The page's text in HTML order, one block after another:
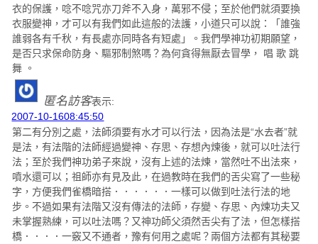
衣的保護，唸不唸咒亦刀斧不入身，萬邪不侵；至於他們就須要換
衣服變神，才可以有我們如此這般的法護，小道只可以說：「誰強
誰弱各有千秋，有長處亦同時各有短處」。我們學神功初期願望，
是否只求保命防身、驅邪制煞嗎？為何貪得無厭去冒學， 唱 歌 跳
舞 。
匿名訪客表示:
2007-10-1608:45:50
第二有分別之處，法師須要有水才可以行法，因為法是“水去者”就
是法，有法階的法師經過變神、存思、存想內煉後，就可以吐法行
法；至於我們神功弟子來說，沒有上述的法煉，當然吐不出法來，
噴水還可以；祖師亦有見及此，在過教時在我們的舌尖寫了一些秘
字，方便我們雀橋暗搭．．．．．．一樣可以做到吐法行法的地
步。不過如果有法階又沒有傳法的法師，存變、存思、內煉功夫又
未掌握熟練，可以吐法嗎？又神功師父須然舌尖有了法，但怎樣搭
橋．．．．一竅又不通者，豫有何用之處呢？兩個方法都有其秘要